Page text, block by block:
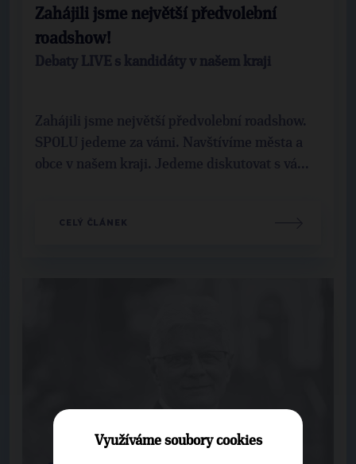
Zahájili jsme největší předvolební
roadshow!
Debaty LIVE s kandidáty v našem kraji
Zahájili jsme největší předvolební roadshow.
SPOLU jedeme za vámi. Navštívíme města a
obce v našem kraji. Jedeme diskutovat s vá...
CELÝ ČLÁNEK
Využíváme soubory cookies